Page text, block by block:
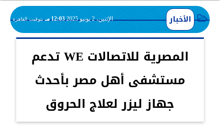
الأخبار الإثنين، 2 يونيو 2025 12:03 مـ بتوقيت القاهرة
المصرية للاتصالات WE تدعم
مستشفى أهل مصر بأحدث
جهاز ليزر لعلاج الحروق